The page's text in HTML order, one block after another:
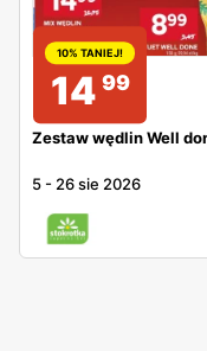
10% TANIEJ!
14 99
Zestaw wędlin Well
5 - 26 sie 2026